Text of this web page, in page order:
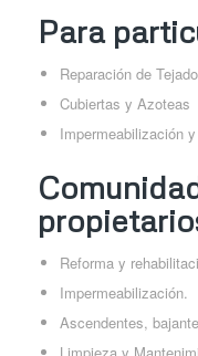
Para
Reparación de
Cubiertas y Azoteas
Impermeabilización
Reforma y
Impermeabilización.
Ascendentes,